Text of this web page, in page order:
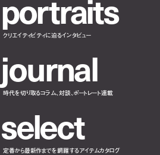
クリエイティビティに迫るインタビュー
journal
時代を切り取るコラム、対談、ポートレート連載
select
定番から最新作までを網羅するアイテムカタログ